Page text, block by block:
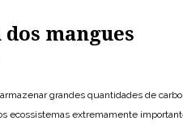
mangues
grandes quantidades de
ecossistemas extremamente